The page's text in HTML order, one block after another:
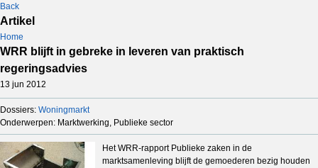
Back
Artikel
Home
WRR blijft in gebreke in leveren van praktisch
regeringsadvies
13 jun 2012
Dossiers: Woningmarkt
Onderwerpen: Marktwerking, Publieke sector
Het WRR-rapport Publieke zaken in de
marktsamenleving blijft de gemoederen bezig houden